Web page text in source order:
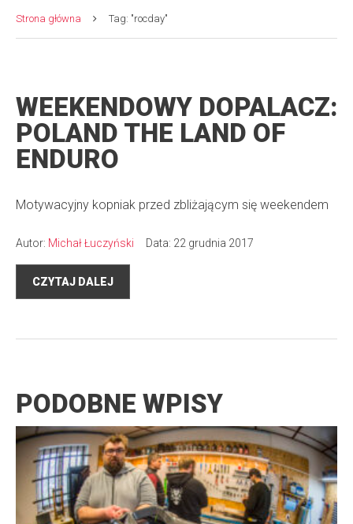
Strona główna Tag: "rocday"
WEEKENDOWY DOPALACZ:
POLAND THE LAND OF
ENDURO
Motywacyjny kopniak przed zbliżającym się weekendem
Autor: Michał Łuczyński Data: 22 grudnia 2017
CZYTAJ DALEJ
PODOBNE WPISY